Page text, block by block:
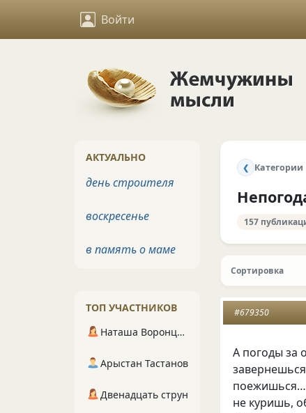
Войти
❮ Категории
157
Сортировка
#679350
А погоды за
не куришь,
АКТУАЛЬНО
день строителя
воскресенье
в память о маме
ТОП УЧАСТНИКОВ
Наташа Воронцова
Арыстан Тастанов
Двенадцать струн